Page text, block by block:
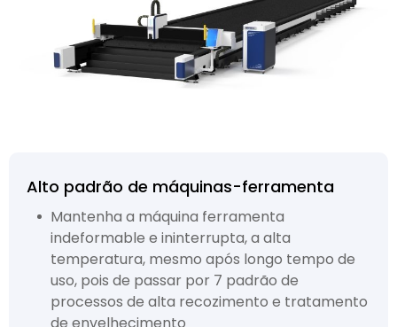
Alto padrão de máquinas-ferramenta
Mantenha a máquina ferramenta
indeformable e ininterrupta, a alta
temperatura, mesmo após longo tempo de
uso, pois de passar por 7 padrão de
processos de alta recozimento e tratamento
de envelhecimento